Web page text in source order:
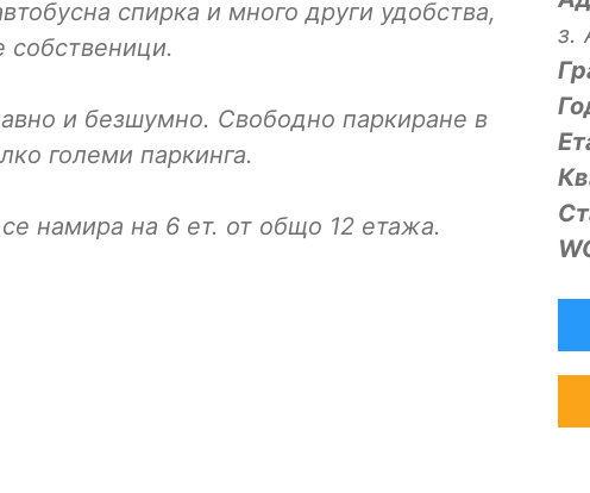
спирка и много други удобства,
собственици.
и безшумно. Свободно паркиране в
големи паркинга.
намира на 6 ет. от общо 12 етажа.
з.